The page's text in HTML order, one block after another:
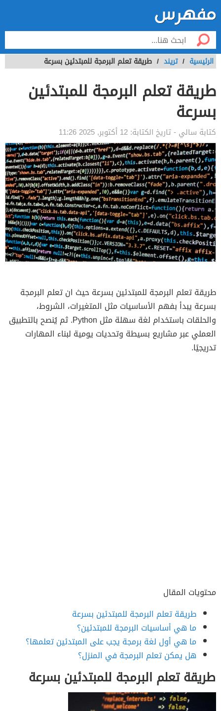
الرئيسية / تريند / طريقة تعلم البرمجة للمبتدئين بسرعة
طريقة تعلم البرمجة للمبتدئين
بسرعة
كتابة سالي - تاريخ الكتابة: 12 أكتوبر, 2025 11:26
طريقة تعلم البرمجة للمبتدئين بسرعة حيث ان تعلم البرمجة
بسرعة يبدأ بفهم الأساسيات مثل المتغيرات، الشروط،
والحلقات باستخدام لغة سهلة مثل Python. ثم يُنصح بالتطبيق
العملي عبر مشاريع بسيطة وتحديات يومية لبناء المهارات
تدريجيًا.
محتويات المقال
طريقة تعلم البرمجة للمبتدئين بسرعة
ما هي أساسيات البرمجة للمبتدئين؟
ما هي أول لغة برمجة يجب على المبتدئين تعلمها؟
هل يمكن تعلم البرمجة في المنزل؟
طريقة تعلم البرمجة للمبتدئين بسرعة